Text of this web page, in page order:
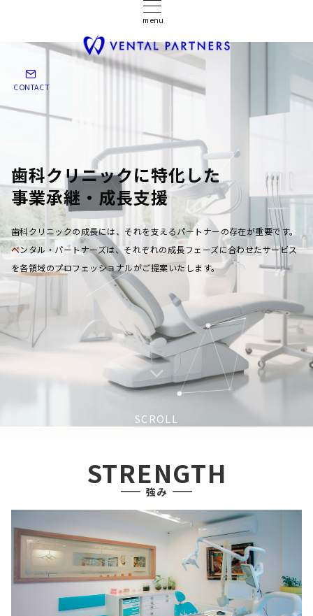
menu
CONTACT
歯科クリニックに特化した
事業承継・成長支援
歯科クリニックの成長には、それを支えるパートナーの存在が重要です。
ベンタル・パートナーズは、それぞれの成長フェーズに合わせたサービス
を各領域のプロフェッショナルがご提案いたします。
SCROLL
STRENGTH
強み